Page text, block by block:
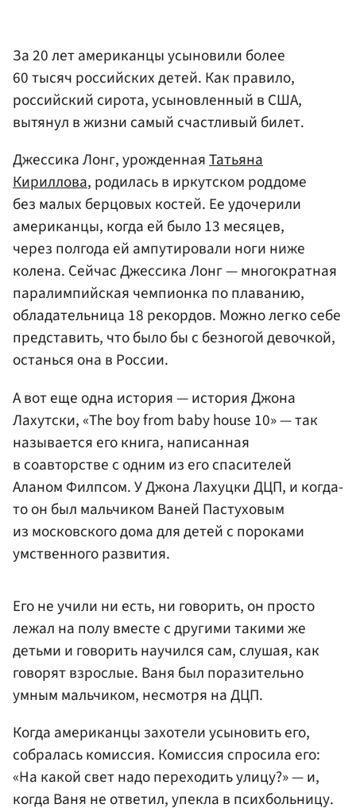
За 20 лет американцы усыновили более
60 тысяч российских детей. Как правило,
российский сирота, усыновленный в США,
вытянул в жизни самый счастливый билет.
Джессика Лонг, урожденнаяТатьяна
Кириллова, родилась в иркутском роддоме
без малых берцовых костей. Ее удочерили
американцы, когда ей было 13 месяцев,
через полгода ей ампутировали ноги ниже
колена. Сейчас Джессика Лонг — многократная
паралимпийская чемпионка по плаванию,
обладательница 18 рекордов. Можно легко себе
представить, что было бы с безногой девочкой,
останься она в России.
А вот еще одна история — история Джона
Лахутски, «The boy from baby house 10» — так
называется его книга, написанная
в соавторстве с одним из его спасителей
Аланом Филпсом. У Джона Лахуцки ДЦП, и когда-
то он был мальчиком Ваней Пастуховым
из московского дома для детей с пороками
умственного развития.
Его не учили ни есть, ни говорить, он просто
лежал на полу вместе с другими такими же
детьми и говорить научился сам, слушая, как
говорят взрослые. Ваня был поразительно
умным мальчиком, несмотря на ДЦП.
Когда американцы захотели усыновить его,
собралась комиссия. Комиссия спросила его:
«На какой свет надо переходить улицу?» — и,
когда Ваня не ответил, упекла в психбольницу.